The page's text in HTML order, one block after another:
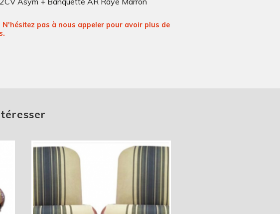
N'hésitez pas à nous appeler pour avoir plus de